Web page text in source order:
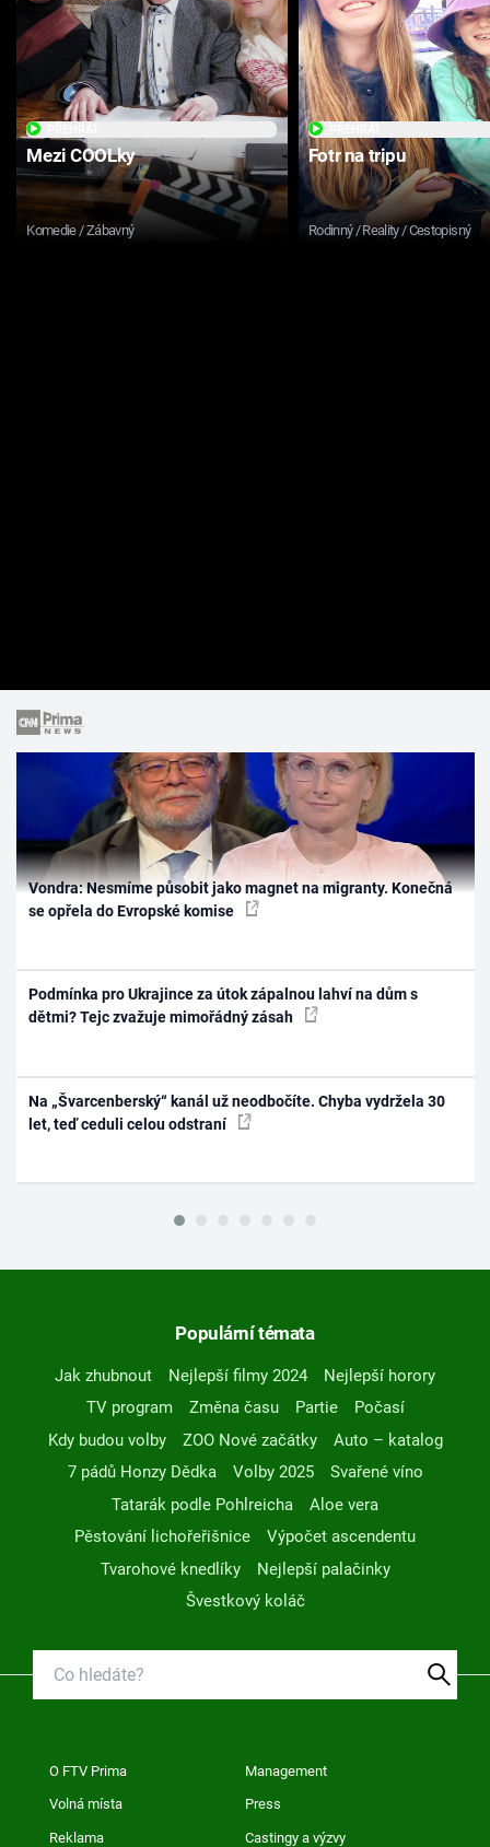
Mezi COOLky
Komedie / Zábavný
Fotr na tripu
Rodinný / Reality / Cestopisný
Vondra: Nesmíme působit jako magnet na migranty. Konečná
se opřela do Evropské komise
Podmínka pro Ukrajince za útok zápalnou lahví na dům s
dětmi? Tejc zvažuje mimořádný zásah
Na „Švarcenberský“ kanál už neodbočíte. Chyba vydržela 30
let, teď ceduli celou odstraní
Populární témata
Jak zhubnout Nejlepší filmy 2024
Nejlepší horory
TV program
Změna času Partie
Počasí
Kdy budou volby
ZOO Nové začátky
Auto – katalog
7 pádů Honzy Dědka
Volby 2025
Svařené víno
Tatarák podle Pohlreicha
Aloe vera
Pěstování lichořeřišnice
Výpočet ascendentu
Tvarohové knedlíky
Nejlepší palačinky
Švestkový koláč
O FTV Prima Management
Volná místa Press
Reklama Castingy a výzvy